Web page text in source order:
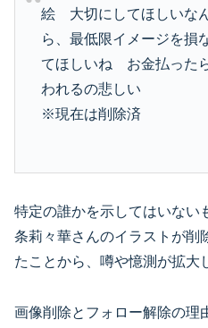
絵 大切にしてほしいな
ら、最低限イメージを損
てほしいね お金払った
われるの悲しい
※現在は削除済
特定の誰かを示してはいない
条莉々華さんのイラストが削
たことから、噂や憶測が拡大
画像削除とフォロー解除の理